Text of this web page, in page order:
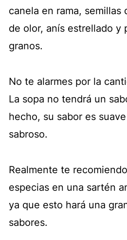
canela en rama, semillas
de olor, anís estrellado y
granos.
No te alarmes por la
La sopa no tendrá un
hecho, su sabor es
sabroso.
Realmente te
especias en una sartén
ya que esto hará una
sabores.